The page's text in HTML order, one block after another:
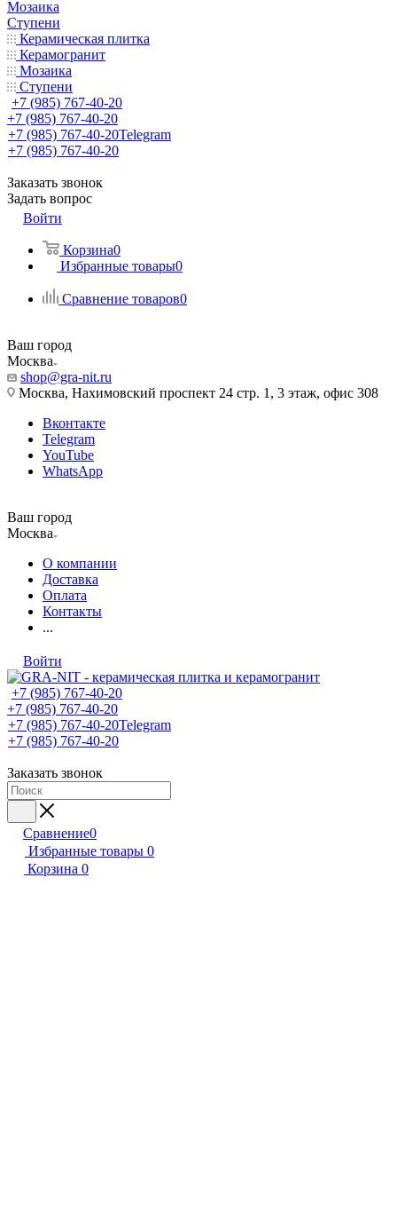
Мозаика
Ступени
Керамическая плитка
Керамогранит
Мозаика
Ступени
+7 (985) 767-40-20
+7 (985) 767-40-20
+7 (985) 767-40-20Telegram
+7 (985) 767-40-20
Заказать звонок
Задать вопрос
Войти
Корзина0
Избранные товары0
Сравнение товаров0
Ваш город
Москва
shop@gra-nit.ru
Москва, Нахимовский проспект 24 стр. 1, 3 этаж, офис 308
Вконтакте
Telegram
YouTube
WhatsApp
Ваш город
Москва
О компании
Доставка
Оплата
Контакты
...
Войти
+7 (985) 767-40-20
+7 (985) 767-40-20
+7 (985) 767-40-20Telegram
+7 (985) 767-40-20
Заказать звонок
Сравнение0
Избранные товары 0
Корзина 0